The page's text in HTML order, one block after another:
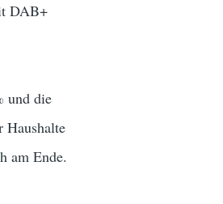
DAB+
und die
Haushalte
am Ende.